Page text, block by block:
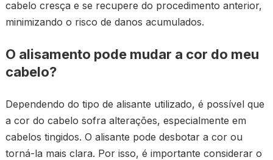
cabelo cresça e se recupere do procedimento anterior,
minimizando o risco de danos acumulados.
O alisamento pode mudar a cor do meu
cabelo?
Dependendo do tipo de alisante utilizado, é possível que
a cor do cabelo sofra alterações, especialmente em
cabelos tingidos. O alisante pode desbotar a cor ou
torná-la mais clara. Por isso, é importante considerar o